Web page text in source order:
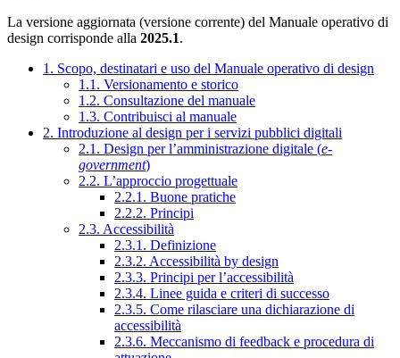
La versione aggiornata (versione corrente) del Manuale operativo di
design corrisponde alla 2025.1.
1. Scopo, destinatari e uso del Manuale operativo di design
1.1. Versionamento e storico
1.2. Consultazione del manuale
1.3. Contribuisci al manuale
2. Introduzione al design per i servizi pubblici digitali
2.1. Design per l’amministrazione digitale (e-
government)
2.2. L’approccio progettuale
2.2.1. Buone pratiche
2.2.2. Principi
2.3. Accessibilità
2.3.1. Definizione
2.3.2. Accessibilità by design
2.3.3. Principi per l’accessibilità
2.3.4. Linee guida e criteri di successo
2.3.5. Come rilasciare una dichiarazione di
accessibilità
2.3.6. Meccanismo di feedback e procedura di